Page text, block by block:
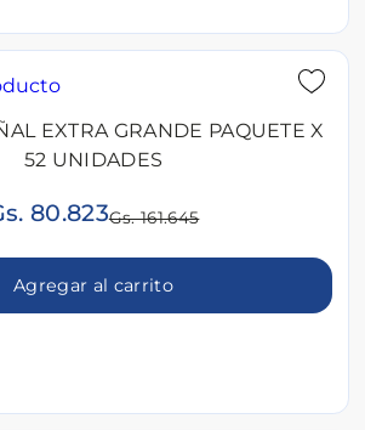
EXTRA GRANDE PAQUETE X
52 UNIDADES
80.823Gs. 161.645
Agregar al carrito